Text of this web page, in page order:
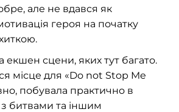
але не вдався як
героя на початку
екшен сцени, яких тут багато.
місце для «Do not Stop Me
побувала практично в
битвами та іншим